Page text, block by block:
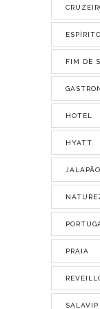
FIM DE
HOTEL
HYATT
JALAPÃO
PRAIA
SALAVIP